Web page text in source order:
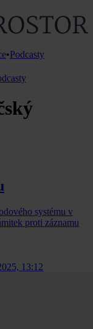
•Podcasty
systému v
proti záznamu
13:12